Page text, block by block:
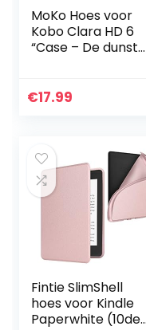
MoKo Hoes voor
Kobo Clara HD 6
“Case – De dunste
Smart Cover met
abrikoos bloem
€17.99
Fintie SlimShell
hoes voor Kindle
Paperwhite (10de